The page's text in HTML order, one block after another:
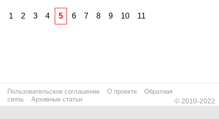
1 2 3 4 5 6 7 8 9 10 11
Пользовательское соглашение О проекте
Обратная
связь
Архивные статьи © 2010-2022